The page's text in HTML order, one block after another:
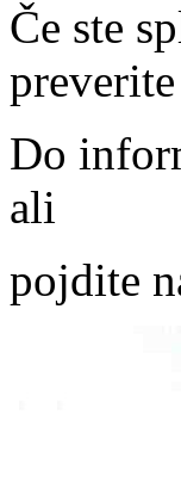
Če ste
Do
ali
pojdite